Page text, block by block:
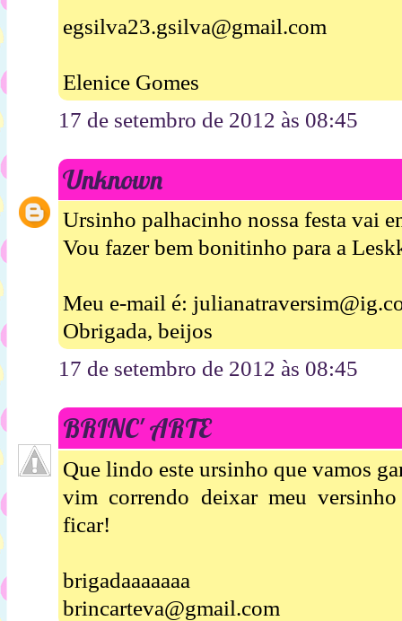
egsilva23.gsilva@gmail.com
Elenice Gomes
17 de setembro de 2012 às 08:45
Unknown
Ursinho palhacinho nossa festa vai
Vou fazer bem bonitinho para a
Meu e-mail é:
Obrigada, beijos
17 de setembro de 2012 às 08:45
BRINC' ARTE
Que lindo este ursinho que vamos
vim correndo deixar meu
ficar!
brigadaaaaaaa
brincarteva@gmail.com